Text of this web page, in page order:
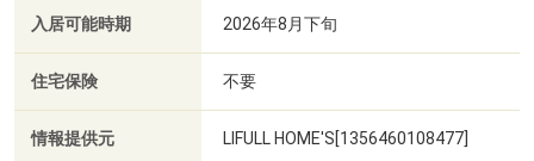
入居可能時期 2026年8月下旬
住宅保険 不要
情報提供元 LIFULL HOME'S[1356460108477]